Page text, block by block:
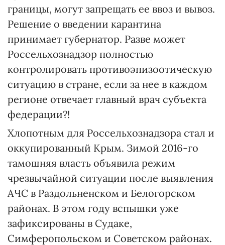
границы, могут запрещать ее ввоз и вывоз.
Решение о введении карантина
принимает губернатор. Разве может
Россельхознадзор полностью
контролировать противоэпизоотическую
ситуацию в стране, если за нее в каждом
регионе отвечает главный врач субъекта
федерации?!
Хлопотным для Россельхознадзора стал и
оккупированный Крым. Зимой 2016-го
тамошняя власть объявила режим
чрезвычайной ситуации после выявления
АЧС в Раздольненском и Белогорском
районах. В этом году вспышки уже
зафиксированы в Судаке,
Симферопольском и Советском районах.